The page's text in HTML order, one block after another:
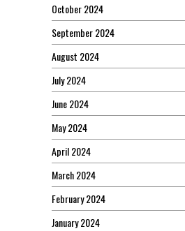
October 2024
September 2024
August 2024
July 2024
June 2024
May 2024
April 2024
March 2024
February 2024
January 2024